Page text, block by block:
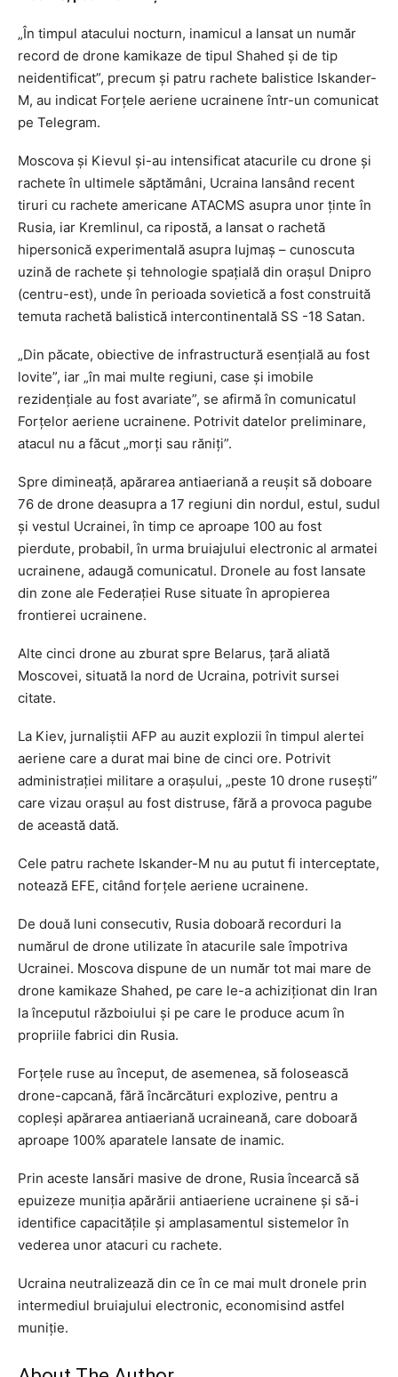
„În timpul atacului nocturn, inamicul a lansat un număr
record de drone kamikaze de tipul Shahed şi de tip
neidentificat”, precum şi patru rachete balistice Iskander-
M, au indicat Forţele aeriene ucrainene într-un comunicat
pe Telegram.
Moscova şi Kievul şi-au intensificat atacurile cu drone şi
rachete în ultimele săptămâni, Ucraina lansând recent
tiruri cu rachete americane ATACMS asupra unor ţinte în
Rusia, iar Kremlinul, ca ripostă, a lansat o rachetă
hipersonică experimentală asupra Iujmaş – cunoscuta
uzină de rachete şi tehnologie spaţială din oraşul Dnipro
(centru-est), unde în perioada sovietică a fost construită
temuta rachetă balistică intercontinentală SS -18 Satan.
„Din păcate, obiective de infrastructură esenţială au fost
lovite”, iar „în mai multe regiuni, case şi imobile
rezidenţiale au fost avariate”, se afirmă în comunicatul
Forţelor aeriene ucrainene. Potrivit datelor preliminare,
atacul nu a făcut „morţi sau răniţi”.
Spre dimineaţă, apărarea antiaeriană a reuşit să doboare
76 de drone deasupra a 17 regiuni din nordul, estul, sudul
şi vestul Ucrainei, în timp ce aproape 100 au fost
pierdute, probabil, în urma bruiajului electronic al armatei
ucrainene, adaugă comunicatul. Dronele au fost lansate
din zone ale Federaţiei Ruse situate în apropierea
frontierei ucrainene.
Alte cinci drone au zburat spre Belarus, ţară aliată
Moscovei, situată la nord de Ucraina, potrivit sursei
citate.
La Kiev, jurnaliştii AFP au auzit explozii în timpul alertei
aeriene care a durat mai bine de cinci ore. Potrivit
administraţiei militare a oraşului, „peste 10 drone ruseşti”
care vizau oraşul au fost distruse, fără a provoca pagube
de această dată.
Cele patru rachete Iskander-M nu au putut fi interceptate,
notează EFE, citând forţele aeriene ucrainene.
De două luni consecutiv, Rusia doboară recorduri la
numărul de drone utilizate în atacurile sale împotriva
Ucrainei. Moscova dispune de un număr tot mai mare de
drone kamikaze Shahed, pe care le-a achiziţionat din Iran
la începutul războiului şi pe care le produce acum în
propriile fabrici din Rusia.
Forţele ruse au început, de asemenea, să folosească
drone-capcană, fără încărcături explozive, pentru a
copleşi apărarea antiaeriană ucraineană, care doboară
aproape 100% aparatele lansate de inamic.
Prin aceste lansări masive de drone, Rusia încearcă să
epuizeze muniţia apărării antiaeriene ucrainene şi să-i
identifice capacităţile şi amplasamentul sistemelor în
vederea unor atacuri cu rachete.
Ucraina neutralizează din ce în ce mai mult dronele prin
intermediul bruiajului electronic, economisind astfel
muniţie.